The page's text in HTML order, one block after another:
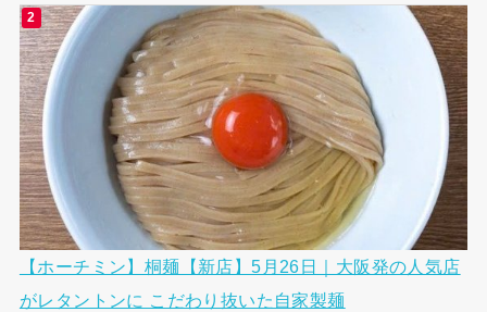
【ホーチミン】桐麺【新店】5月26日｜大阪発の人気店
がレタントンに こだわり抜いた自家製麺